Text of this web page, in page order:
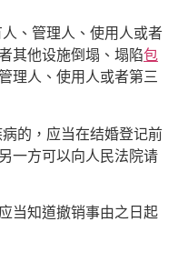
、管理人、使用人或者
其他设施倒塌、塌陷包
理人、使用人或者第三
的，应当在结婚登记前
一方可以向人民法院请
当知道撤销事由之日起